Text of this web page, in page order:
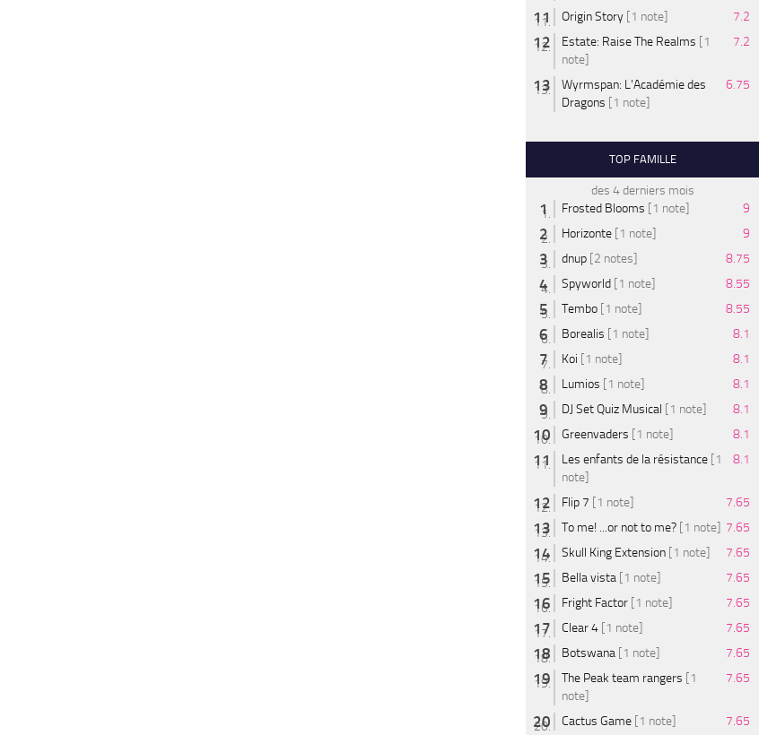
Origin Story [1 note]
7.2
Estate: Raise The Realms [1
note]
7.2
Wyrmspan: L'Académie des
Dragons [1 note]
6.75
TOP FAMILLE
des 4 derniers mois
Frosted Blooms [1 note]
9
Horizonte [1 note]
9
dnup [2 notes]
8.75
Spyworld [1 note]
8.55
Tembo [1 note]
8.55
Borealis [1 note]
8.1
Koi [1 note]
8.1
Lumios [1 note]
8.1
DJ Set Quiz Musical [1 note]
8.1
Greenvaders [1 note]
8.1
Les enfants de la résistance [1
note]
8.1
Flip 7 [1 note]
7.65
To me! ...or not to me? [1 note]
7.65
Skull King Extension [1 note]
7.65
Bella vista [1 note]
7.65
Fright Factor [1 note]
7.65
Clear 4 [1 note]
7.65
Botswana [1 note]
7.65
The Peak team rangers [1
note]
7.65
Cactus Game [1 note] 7.65